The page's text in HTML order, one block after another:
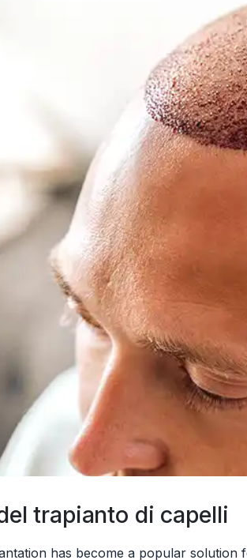
trapianto di capelli
has become a popular